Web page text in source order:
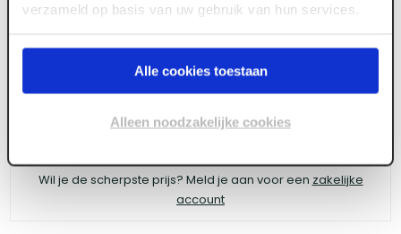
verzameld op basis van uw gebruik van hun services.
Alle cookies toestaan
Alleen noodzakelijke cookies
Log in voor prijzen
Wil je de scherpste prijs? Meld je aan voor een zakelijke
account